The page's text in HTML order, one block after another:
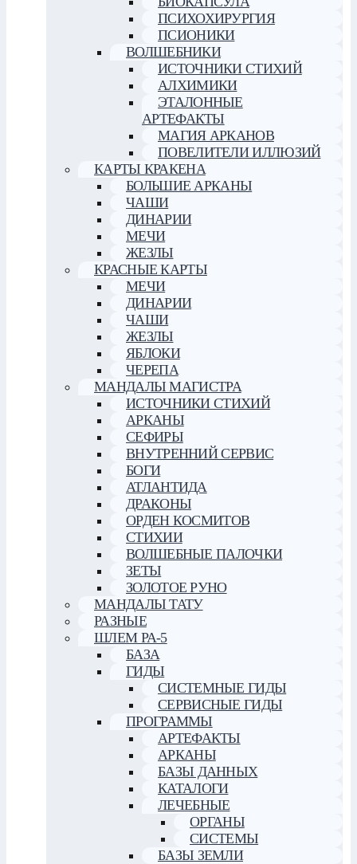
ПСИХОХИРУРГИЯ
ПСИОНИКИ
ВОЛШЕБНИКИ
ИСТОЧНИКИ СТИХИЙ
АЛХИМИКИ
ЭТАЛОННЫЕ
АРТЕФАКТЫ
МАГИЯ АРКАНОВ
ПОВЕЛИТЕЛИ ИЛЛЮЗИЙ
КАРТЫ КРАКЕНА
БОЛЬШИЕ АРКАНЫ
ЧАШИ
ДИНАРИИ
МЕЧИ
ЖЕЗЛЫ
КРАСНЫЕ КАРТЫ
МЕЧИ
ДИНАРИИ
ЧАШИ
ЖЕЗЛЫ
ЯБЛОКИ
ЧЕРЕПА
МАНДАЛЫ МАГИСТРА
ИСТОЧНИКИ СТИХИЙ
АРКАНЫ
СЕФИРЫ
ВНУТРЕННИЙ СЕРВИС
БОГИ
АТЛАНТИДА
ДРАКОНЫ
ОРДЕН КОСМИТОВ
СТИХИИ
ВОЛШЕБНЫЕ ПАЛОЧКИ
ЗЕТЫ
ЗОЛОТОЕ РУНО
МАНДАЛЫ ТАТУ
РАЗНЫЕ
ШЛЕМ РА-5
БАЗА
ГИДЫ
СИСТЕМНЫЕ ГИДЫ
СЕРВИСНЫЕ ГИДЫ
ПРОГРАММЫ
АРТЕФАКТЫ
АРКАНЫ
БАЗЫ ДАННЫХ
КАТАЛОГИ
ЛЕЧЕБНЫЕ
ОРГАНЫ
СИСТЕМЫ
БАЗЫ ЗЕМЛИ